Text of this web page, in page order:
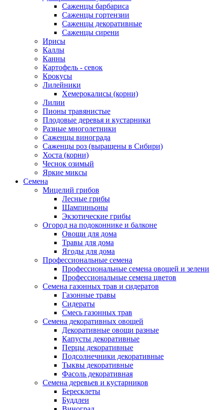
Саженцы барбариса
Саженцы гортензии
Саженцы декоративные
Саженцы сирени
Ирисы
Каллы
Канны
Картофель - севок
Крокусы
Лилейники
Хемерокалисы (корни)
Лилии
Пионы травянистые
Плодовые деревья и кустарники
Разные многолетники
Саженцы винограда
Саженцы роз (выращены в Сибири)
Хоста (корни)
Чеснок озимый
Яркие миксы
Семена
Мицелий грибов
Лесные грибы
Шампиньоны
Экзотические грибы
Огород на подоконнике и балконе
Овощи для дома
Травы для дома
Ягоды для дома
Профессиональные семена
Профессиональные семена овощей и зелени
Профессиональные семена цветов
Семена газонных трав и сидератов
Газонные травы
Сидераты
Смесь газонных трав
Семена декоративных овощей
Декоративные овощи разные
Капусты декоративные
Перцы декоративные
Подсолнечники декоративные
Тыквы декоративные
Фасоль декоративная
Семена деревьев и кустарников
Бересклеты
Буддлеи